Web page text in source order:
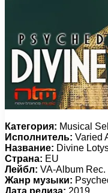
Категория: Musical
Исполнитель: Varied
Название: Divine
Страна: EU
Лейбл: VA-Album Rec.
Жанр музыки:
Дата релиза: 2019